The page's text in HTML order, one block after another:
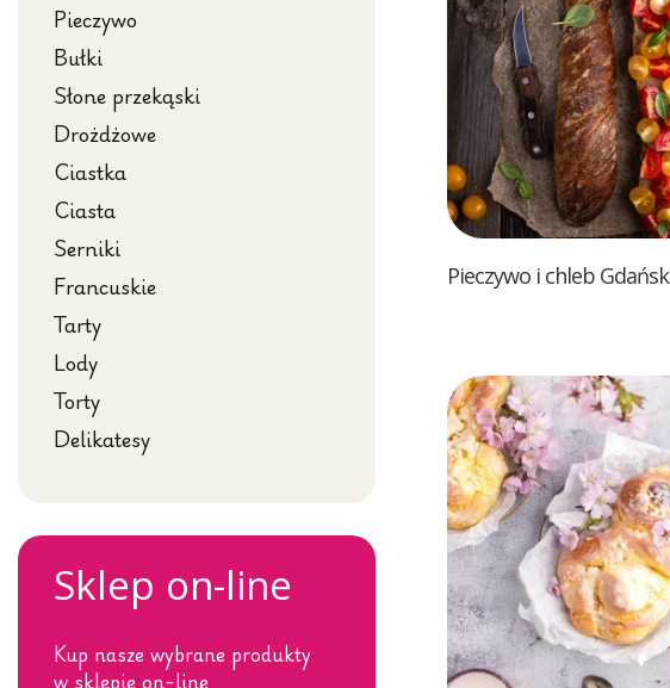
Pieczywo
Bułki
Słone przekąski
Drożdżowe
Ciastka
Ciasta
Serniki
Francuskie
Tarty
Lody
Torty
Delikatesy
Sklep on-line
Kup nasze wybrane produkty
w sklepie on-line
Pieczywo i chleb Gdańsk